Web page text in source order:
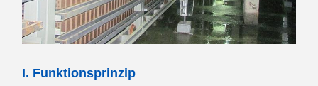
I. Funktionsprinzip